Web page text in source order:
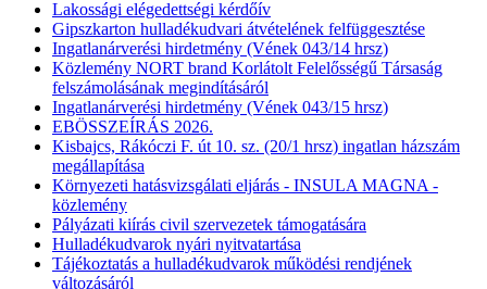
Lakossági elégedettségi kérdőív
Gipszkarton hulladékudvari átvételének felfüggesztése
Ingatlanárverési hirdetmény (Vének 043/14 hrsz)
Közlemény NORT brand Korlátolt Felelősségű Társaság
felszámolásának megindításáról
Ingatlanárverési hirdetmény (Vének 043/15 hrsz)
EBÖSSZEÍRÁS 2026.
Kisbajcs, Rákóczi F. út 10. sz. (20/1 hrsz) ingatlan házszám
megállapítása
Környezeti hatásvizsgálati eljárás - INSULA MAGNA -
közlemény
Pályázati kiírás civil szervezetek támogatására
Hulladékudvarok nyári nyitvatartása
Tájékoztatás a hulladékudvarok működési rendjének
változásáról